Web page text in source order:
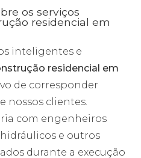
os serviços
residencial em
inteligentes e
residencial em
de corresponder
nossos clientes.
com engenheiros
e outros
durante a execução